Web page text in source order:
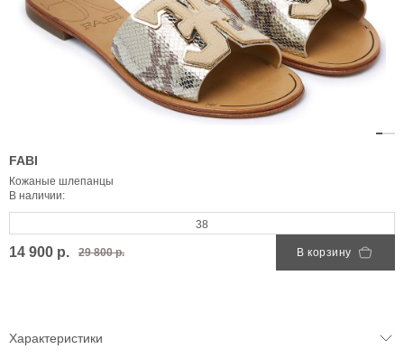
FABI
Кожаные шлепанцы
В наличии:
38
14 900 р. 29 800 р. В корзину
Характеристики